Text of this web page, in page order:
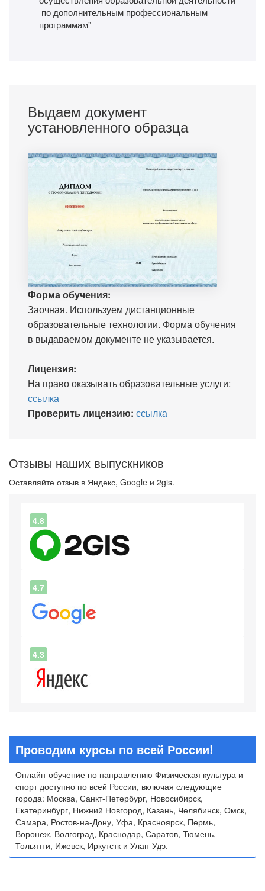
по дополнительным профессиональным
программам"
Выдаем документ
установленного образца
Форма обучения:
Заочная. Используем дистанционные
образовательные технологии. Форма обучения
в выдаваемом документе не указывается.
Лицензия:
На право оказывать образовательные услуги:
ссылка
Проверить лицензию: ссылка
Отзывы наших выпускников
Оставляйте отзыв в Яндекс, Google и 2gis.
4.8
4.7
4.3
Проводим курсы по всей России!
Онлайн-обучение по направлению Физическая культура и
спорт доступно по всей России, включая следующие
города: Москва, Санкт-Петербург, Новосибирск,
Екатеринбург, Нижний Новгород, Казань, Челябинск, Омск,
Самара, Ростов-на-Дону, Уфа, Красноярск, Пермь,
Воронеж, Волгоград, Краснодар, Саратов, Тюмень,
Тольятти, Ижевск, Иркутстк и Улан-Удэ.